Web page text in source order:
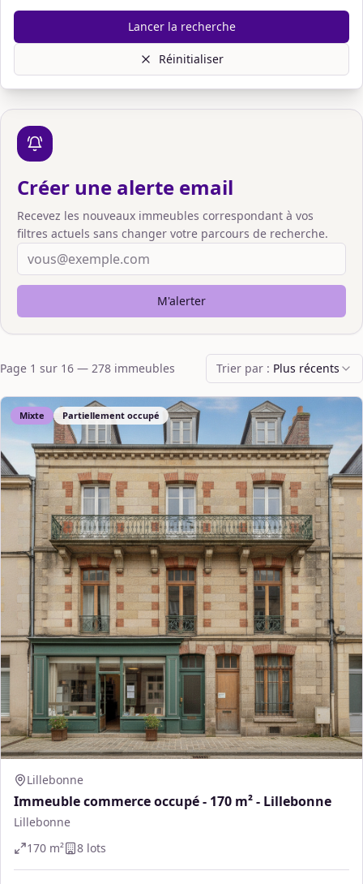
Lancer la recherche
Réinitialiser
Créer une alerte email
Recevez les nouveaux immeubles correspondant à vos
filtres actuels sans changer votre parcours de recherche.
M'alerter
Page 1 sur 16 — 278 immeubles Trier par : Plus récents
Mixte Partiellement occupé
Lillebonne
Immeuble commerce occupé - 170 m² - Lillebonne
Lillebonne
170 m² 8 lots